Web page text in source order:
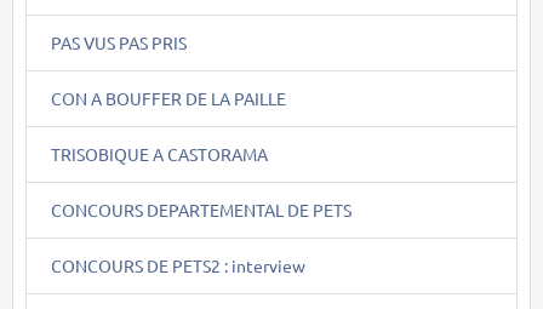
PAS VUS PAS PRIS
CON A BOUFFER DE LA PAILLE
TRISOBIQUE A CASTORAMA
CONCOURS DEPARTEMENTAL DE PETS
CONCOURS DE PETS2 : interview